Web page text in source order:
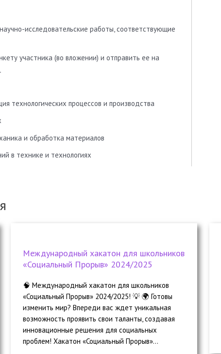
исследовательские работы, соответствующие
участника (во вложении) и отправить ее на
технологических процессов и производства
и обработка материалов
в технике и технологиях
Международный хакатон для школьников
«Социальный Прорыв» 2024/2025
🧠 Международный хакатон для школьников
«Социальный Прорыв» 2024/2025! 💡 🌍 Готовы
изменить мир? Впереди вас ждет уникальная
возможность проявить свои таланты, создавая
инновационные решения для социальных
проблем! Хакатон «Социальный Прорыв»...